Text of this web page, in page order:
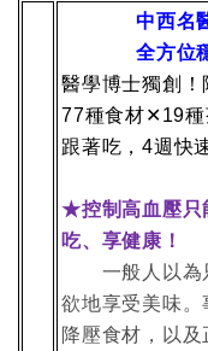
中西名
全方位
醫學博士獨創！
77種食材✕19
跟著吃，4週快
★控制高血壓
吃、享健康！
一般人以為
欲地享受美味
降壓食材，以